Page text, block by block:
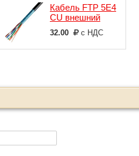
Кабель FTP 5E4
CU внешний
32.00 с НДС